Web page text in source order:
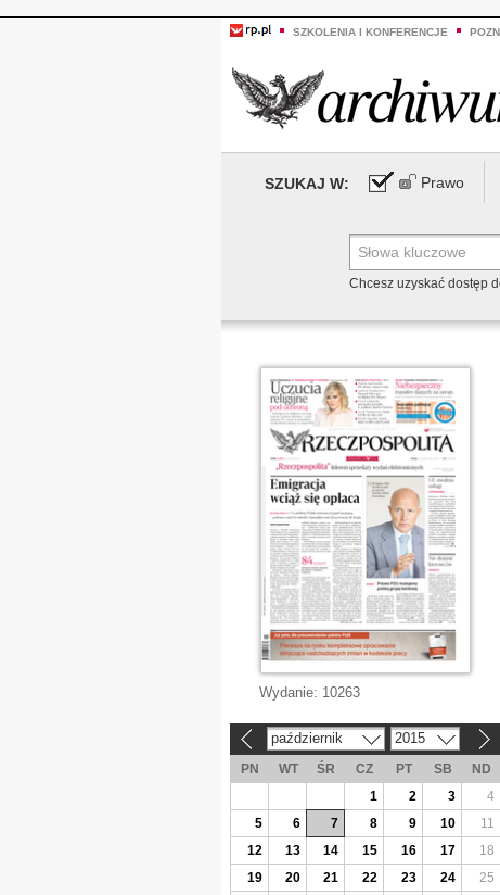
SZKOLENIA I KONFERENCJE
SZUKAJ W: Prawo
Chcesz uzyskać dostęp
Wydanie: 10263
październik 2015
PN WT ŚR CZ PT SB
ND
1
2 3
4
5
6 7 8 9 10
11
12
13 14 15 16 17
18
19
20 21 22 23 24
25